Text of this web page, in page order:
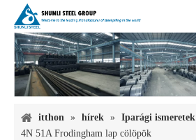
itthon » hírek » Iparági ismeretek
4N 51A Frodingham lap cölöpök